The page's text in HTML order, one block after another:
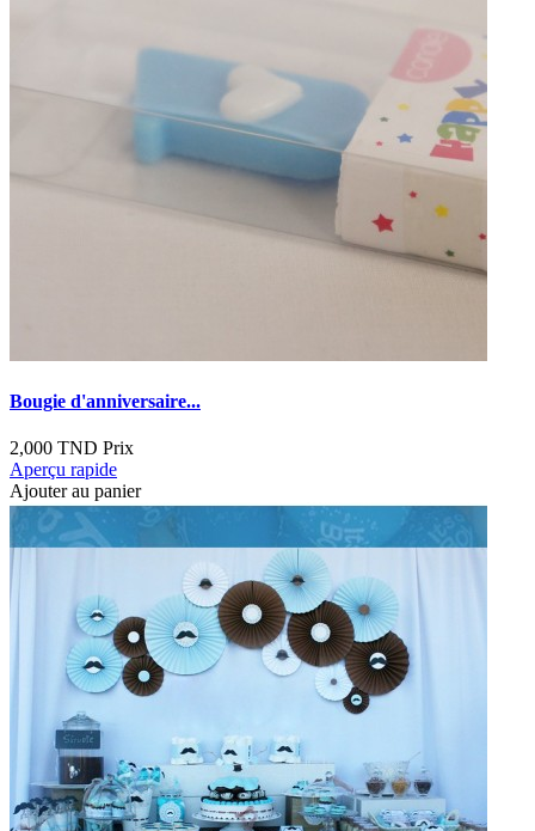
Bougie d'anniversaire...
2,000 TND Prix
Aperçu rapide
Ajouter au panier